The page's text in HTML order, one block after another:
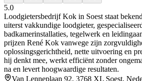
5.0
Loodgietersbedrijf Kok in Soest staat
uiterst vakkundige loodgieter,
badkamerinstallaties, tegelwerk en
prijzen René Kok vanwege zijn
oplossingsgerichtheid, nette uitvoering en
hij denkt mee, werkt efficiënt zonder
na en levert hoogwaardige resultaten.
Van Lenneplaan 92, 3768 XL Soest,